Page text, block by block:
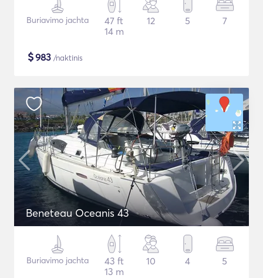
Buriavimo jachta
47 ft
14 m
12 5 7
$983 /naktinis
Beneteau Oceanis 43
Buriavimo jachta
43 ft
13 m
10 4 5